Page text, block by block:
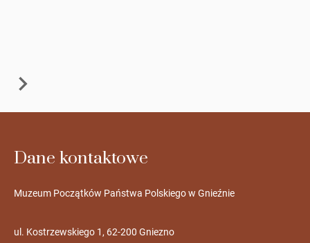
Dane kontaktowe
Muzeum Początków Państwa Polskiego w Gnieźnie
ul. Kostrzewskiego 1, 62-200 Gniezno